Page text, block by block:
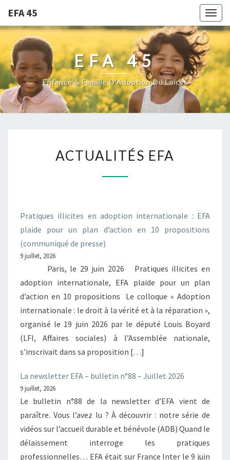
EFA 45
EFA 45
Enfance & Famille D'Adoption Du Loiret
EFA
ACTUALITÉS EFA
Pratiques illicites en adoption internationale : EFA
plaide pour un plan d’action en 10 propositions
(communiqué de presse)
9 juillet, 2026
Paris, le 29 juin 2026 Pratiques illicites en
adoption internationale, EFA plaide pour un plan
d’action en 10 propositions Le colloque « Adoption
internationale : le droit à la vérité et à la réparation »,
organisé le 19 juin 2026 par le député Louis Boyard
(LFI, Affaires sociales) à l’Assemblée nationale,
s’inscrivait dans sa proposition […]
La newsletter EFA – bulletin n°88 – Juillet 2026
9 juillet, 2026
Le bulletin n°88 de la newsletter d’EFA vient de
paraître. Vous l’avez lu ? À découvrir : notre série de
vidéos sur l’accueil durable et bénévole (ADB) Quand le
délaissement interroge les pratiques
professionnelles… EFA était sur France Inter le 9 juin